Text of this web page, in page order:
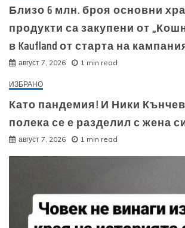
Близо 6 млн. броя основни
продукти са закупени от
в Kaufland от старта на
август 7, 2026 1 min read
ИЗБРАНО
Като пандемия! И Ники
полека се е разделил с жена
август 7, 2026 1 min read